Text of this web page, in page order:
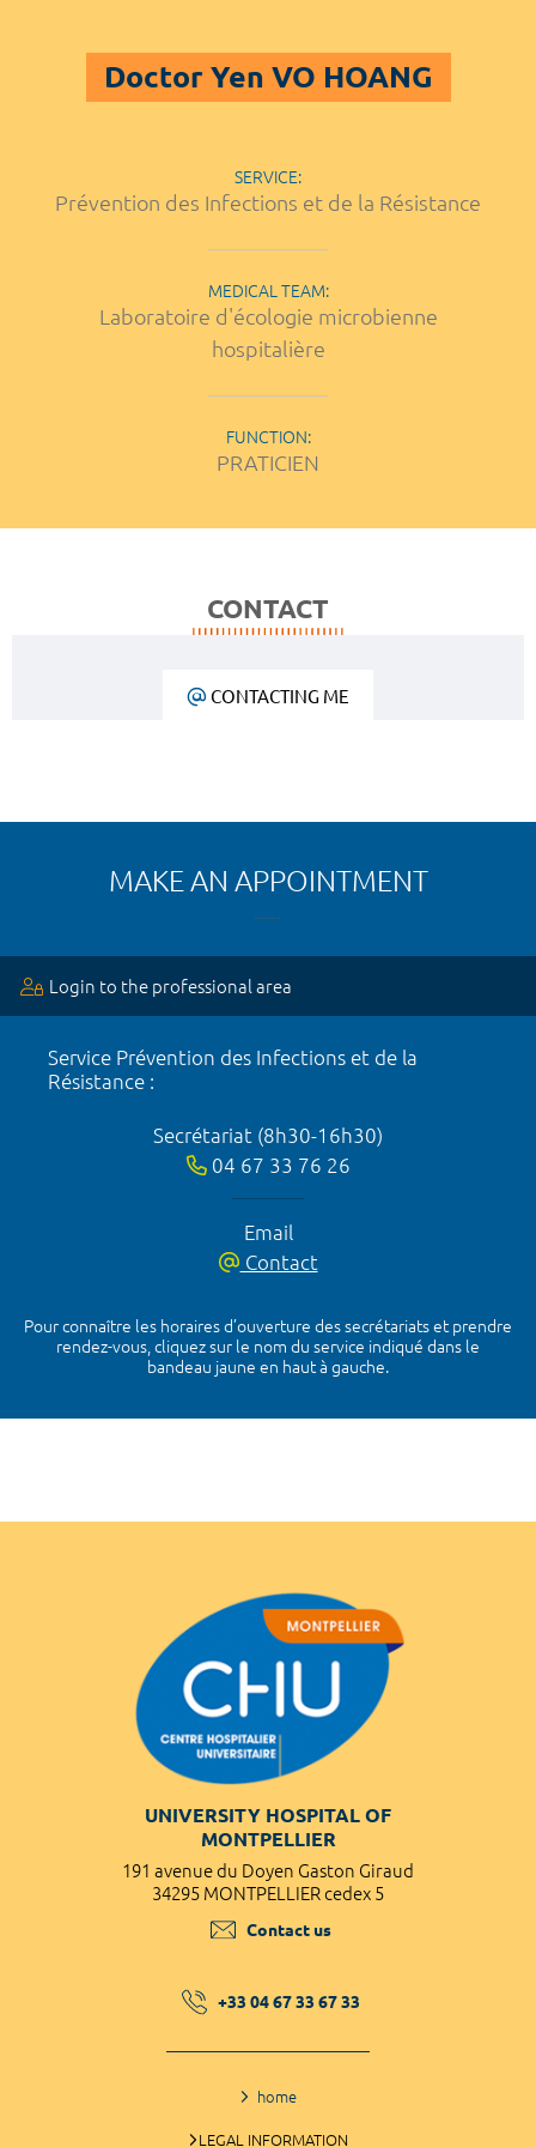
Doctor Yen VO HOANG
SERVICE:
Prévention des Infections et de la Résistance
MEDICAL TEAM:
Laboratoire d'écologie microbienne
hospitalière
FUNCTION:
PRATICIEN
CONTACT
CONTACTING ME
MAKE AN APPOINTMENT
Login to the professional area
Service Prévention des Infections et de la
Résistance :
Secrétariat (8h30-16h30)
04 67 33 76 26
Email
Contact
Pour connaître les horaires d’ouverture des secrétariats et prendre
rendez-vous, cliquez sur le nom du service indiqué dans le
bandeau jaune en haut à gauche.
UNIVERSITY HOSPITAL OF
MONTPELLIER
191 avenue du Doyen Gaston Giraud
34295 MONTPELLIER cedex 5
Contact us
+33 04 67 33 67 33
home
LEGAL INFORMATION